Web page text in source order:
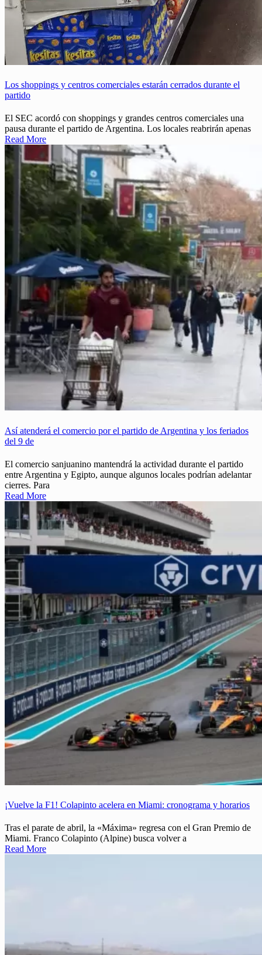
Los shoppings y centros comerciales estarán cerrados durante el
partido
El SEC acordó con shoppings y grandes centros comerciales una
pausa durante el partido de Argentina. Los locales reabrirán apenas
Read More
Así atenderá el comercio por el partido de Argentina y los feriados
del 9 de
El comercio sanjuanino mantendrá la actividad durante el partido
entre Argentina y Egipto, aunque algunos locales podrían adelantar
cierres. Para
Read More
¡Vuelve la F1! Colapinto acelera en Miami: cronograma y horarios
Tras el parate de abril, la «Máxima» regresa con el Gran Premio de
Miami. Franco Colapinto (Alpine) busca volver a
Read More